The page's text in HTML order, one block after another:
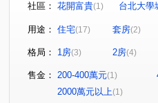
社區： 花開富貴(1) 台北大學
君臨天下 冠倫大國
福樂街
國光街
中華路(3) 福德一路
長泰街(1) 大同路
用途： 住宅(17) 套房(2)
格局： 1房(3) 2房(4)
售金： 200-400萬元(1)
2000萬元以上(1)